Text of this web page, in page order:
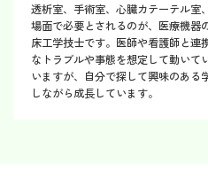
透析室、手術室、心臓カテーテル室
場面で必要とされるのが、医療機器
床工学技士です。医師や看護師と連
なトラブルや事態を想定して動いて
いますが、自分で探して興味のあ
しながら成長しています。